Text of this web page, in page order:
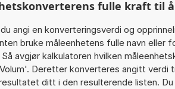
fulle kraft til
angi en konverteringsverdi og
bruke måleenhetens fulle navn eller
avgjør kalkulatoren hvilken
Deretter konverteres angitt verdi
ditt i den resulterende listen. Du